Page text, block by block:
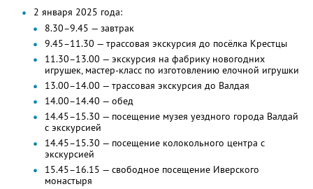
2 января 2025 года:
8.30–9.45 — завтрак
9.45–11.30 — трассовая экскурсия до посёлка Крестцы
11.30–13.00 — экскурсия на фабрику новогодних
игрушек, мастер-класс по изготовлению елочной игрушки
13.00–14.00 — трассовая экскурсия до Валдая
14.00–14.40 — обед
14.45–15.30 — посещение музея уездного города Валдай
с экскурсией
14.45–15.30 — посещение колокольного центра с
экскурсией
15.45–16.15 — свободное посещение Иверского
монастыря